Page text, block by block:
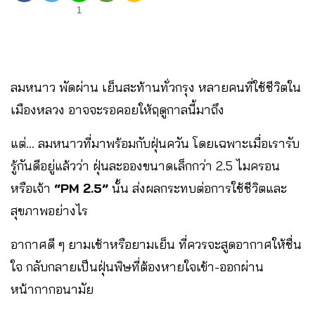
1
ลมหนาว พัดผ่าน เย็นสะท้านทั่วกรุง หลายคนที่ใช้ชีวิตใน
เมืองหลวง อาจจะรอคอยให้ฤดูกาลนี้มาถึง
แต่… ลมหนาวที่มาพร้อมกับฝุ่นควัน โดยเฉพาะเมื่อเรารับ
รู้กันดีอยู่แล้วว่า ฝุ่นละอองขนาดเล็กกว่า 2.5 ไมครอน
หรือเจ้า “PM 2.5” นั้น ส่งผลกระทบต่อการใช้ชีวิตและ
สุขภาพอย่างไร
อากาศดี ๆ ยามเช้าหรือยามเย็น ที่ควรจะสูดอากาศให้ชื่น
ใจ กลับกลายเป็นฝุ่นพิษที่ต้องหายใจเข้า-ออกผ่าน
หน้ากากอนามัย